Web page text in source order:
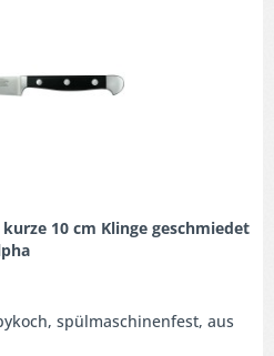
10 cm Klinge geschmiedet
spülmaschinenfest, aus